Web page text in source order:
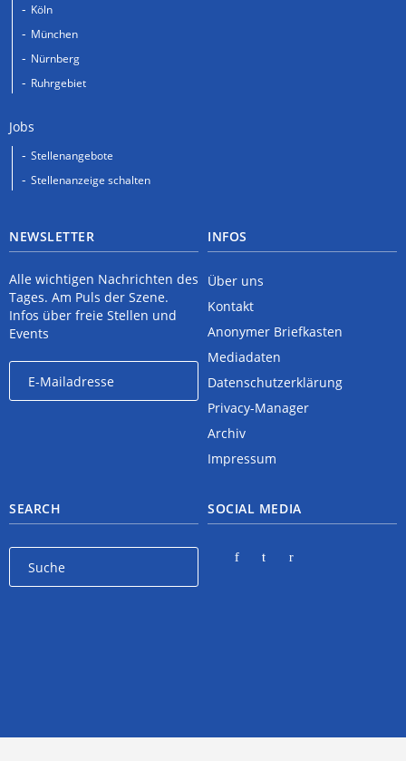
Köln
München
Nürnberg
Ruhrgebiet
Jobs
Stellenangebote
Stellenanzeige schalten
NEWSLETTER
Alle wichtigen Nachrichten des
Tages. Am Puls der Szene.
Infos über freie Stellen und
Events
SEARCH
INFOS
Über uns
Kontakt
Anonymer Briefkasten
Mediadaten
Datenschutzerklärung
Privacy-Manager
Archiv
Impressum
SOCIAL MEDIA